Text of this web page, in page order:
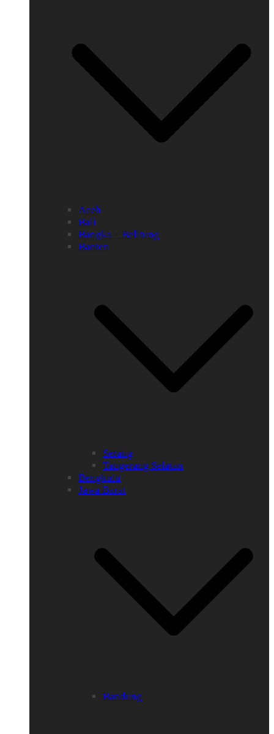
Aceh
Bali
Bangka – Belitung
Banten
Serang
Tangerang Selatan
Bengkulu
Jawa Barat
Bandung